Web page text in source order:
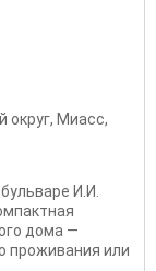
округ, Миасс,
И.И.
дома —
проживания или